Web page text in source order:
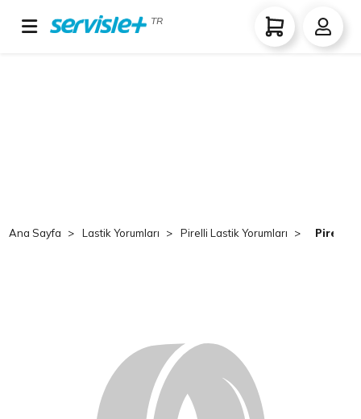
TR
Ana Sayfa Lastik Yorumları Pirelli Lastik Yorumları Pirelli